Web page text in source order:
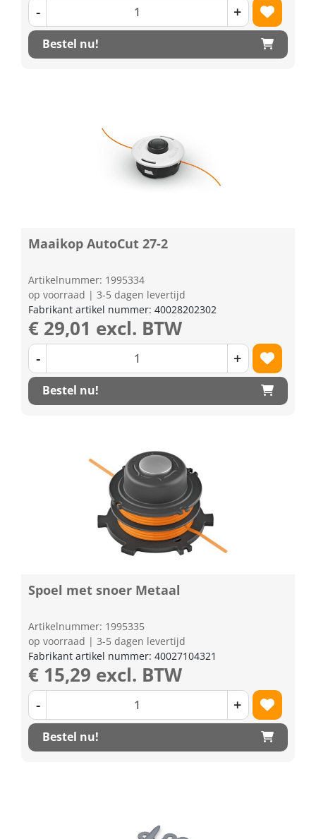
- +
Bestel nu!
Maaikop AutoCut 27-2
Artikelnummer: 1995334
op voorraad | 3-5 dagen levertijd
Fabrikant artikel nummer: 40028202302
€ 29,01 excl. BTW
- +
Bestel nu!
Spoel met snoer Metaal
Artikelnummer: 1995335
op voorraad | 3-5 dagen levertijd
Fabrikant artikel nummer: 40027104321
€ 15,29 excl. BTW
- +
Bestel nu!